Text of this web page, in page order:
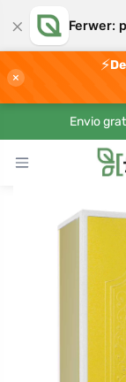
× Ferwer:
×
⚡
Envio